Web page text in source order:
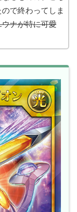
で終わってしま
ナが特に可愛